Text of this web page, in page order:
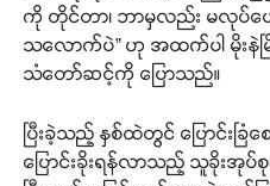
ကို တိုင်တာ၊ ဘာမှလည်း မလုပ်ပေ
သလောက်ပဲ” ဟု အထက်ပါ မိုးနဲမ
သံတော်ဆင့်ကို ပြောသည်။
ပြီးခဲ့သည့် နှစ်ထဲတွင် ပြောင်းခ
ပြောင်းခိုးရန်လာသည့် သူခိုးအုပ်